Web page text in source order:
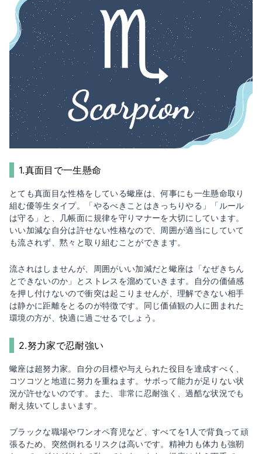
1.真面目で一生懸命
とても真面目な性格をしている蠍座は、何事にも一生懸命取り
組む優等生タイプ。「やるべきことはきっちりやる」「ルール
は守る」と、几帳面に規律を守りマナーを大切にしています。
いい加減な自分は許せない性格なので、周囲が適当にしていて
も流されず、黙々と取り組むことができます。
流されはしませんが、周囲がいい加減だと蠍座は「なぜきちん
とできないのか」とストレスを溜めていきます。自分の価値感
を押し付けないので衝突は起こりませんが、理解できない相手
は静かに距離をとるのが特徴です。同じ価値観の人に囲まれた
環境の方が、快適に過ごせるでしょう。
2.努力家で忍耐強い
蠍座は超努力家。自分の目標や与えられた役目を達成すべく、
コツコツと地道に努力を重ねます。サボって能力が足りない状
況が許せないのです。また、非常に忍耐強く、過酷な状況でも
耐え抜いてしまいます。
ブラックな職場やワンオペ育児など、すべてを1人で背負って頑
張るため、突然倒れるリスクは高いです。精神力も体力も強靭